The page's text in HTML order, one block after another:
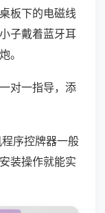
板下的电磁线
子戴着蓝牙耳
。
对一指导，添
序控牌器一般
装操作就能实